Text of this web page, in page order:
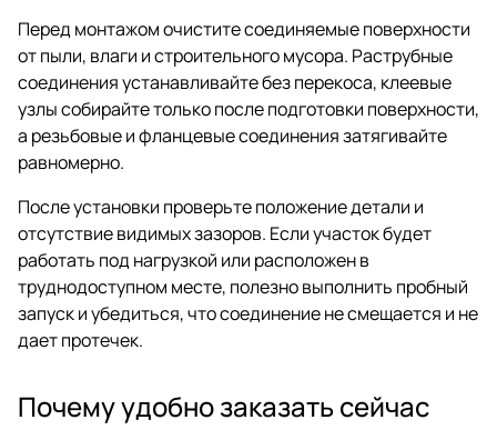
Перед монтажом очистите соединяемые поверхности
от пыли, влаги и строительного мусора. Раструбные
соединения устанавливайте без перекоса, клеевые
узлы собирайте только после подготовки поверхности,
а резьбовые и фланцевые соединения затягивайте
равномерно.
После установки проверьте положение детали и
отсутствие видимых зазоров. Если участок будет
работать под нагрузкой или расположен в
труднодоступном месте, полезно выполнить пробный
запуск и убедиться, что соединение не смещается и не
дает протечек.
Почему удобно заказать сейчас